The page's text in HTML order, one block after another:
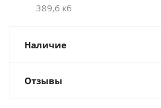
389,6 кб
Наличие
Отзывы